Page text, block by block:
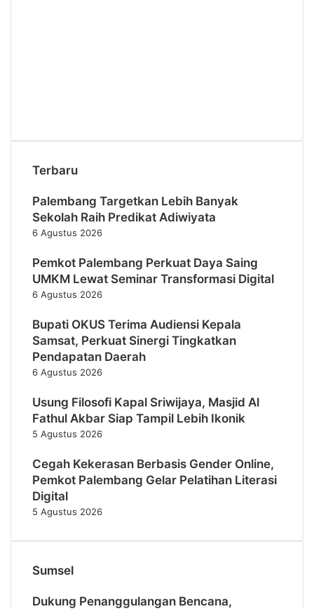
Terbaru
Palembang Targetkan Lebih Banyak
Sekolah Raih Predikat Adiwiyata
6 Agustus 2026
Pemkot Palembang Perkuat Daya Saing
UMKM Lewat Seminar Transformasi Digital
6 Agustus 2026
Bupati OKUS Terima Audiensi Kepala
Samsat, Perkuat Sinergi Tingkatkan
Pendapatan Daerah
6 Agustus 2026
Usung Filosofi Kapal Sriwijaya, Masjid Al
Fathul Akbar Siap Tampil Lebih Ikonik
5 Agustus 2026
Cegah Kekerasan Berbasis Gender Online,
Pemkot Palembang Gelar Pelatihan Literasi
Digital
5 Agustus 2026
Sumsel
Dukung Penanggulangan Bencana,